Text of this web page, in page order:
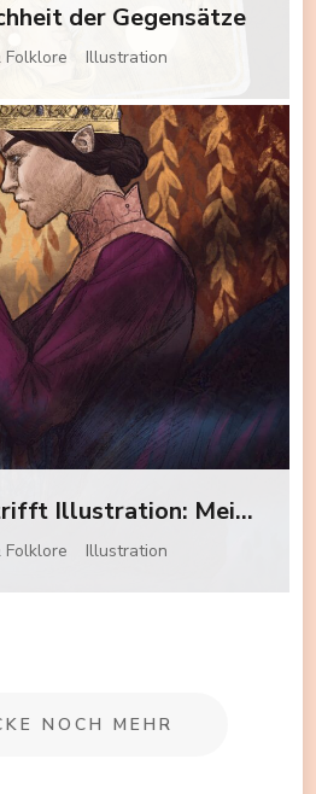
der Gegensätze
Folklore Illustration
Volksmärchen trifft Illustration: Meine moderne Interpretation zur Folktaleweek
Folklore Illustration
NOCH MEHR